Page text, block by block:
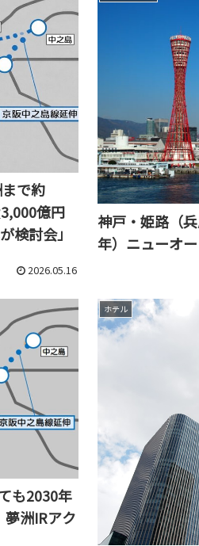
で約
億円
検討会」
2026.05.16
神戸・姫路（
年）ニューオ
も2030年
洲IRアク
ホテル